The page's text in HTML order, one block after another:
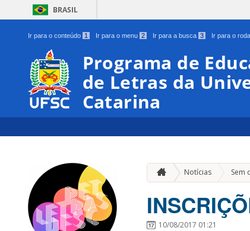
BRASIL
Ir para o conteúdo 1 Ir para o menu 2 Ir para a busca 3 Ir para o
Programa de
de Letras da
Catarina
Notícias Sem
10/08/2017 01:21